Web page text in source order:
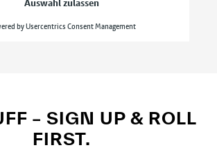
– SIGN UP & ROLL
FIRST.